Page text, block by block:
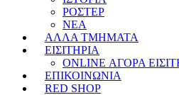
ΡΟΣΤΕΡ
ΝΕΑ
ΑΛΛΑ ΤΜΗΜΑΤΑ
ΕΙΣΙΤΗΡΙΑ
ONLINE ΑΓΟΡΑ
ΕΠΙΚΟΙΝΩΝΙΑ
RED SHOP